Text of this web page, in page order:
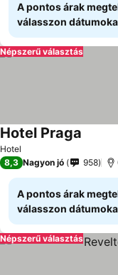
A pontos árak
válasszon
Népszerű választás
Hotel
Hotel Praga
8,3 Nagyon jó 958
A pontos árak
válasszon
Népszerű választás